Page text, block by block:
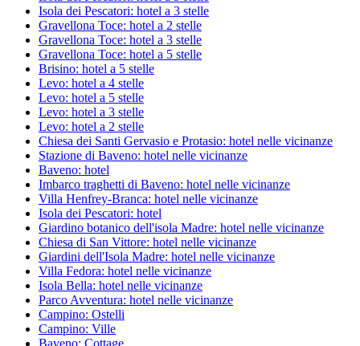
Isola dei Pescatori: hotel a 3 stelle
Gravellona Toce: hotel a 2 stelle
Gravellona Toce: hotel a 3 stelle
Gravellona Toce: hotel a 5 stelle
Brisino: hotel a 5 stelle
Levo: hotel a 4 stelle
Levo: hotel a 5 stelle
Levo: hotel a 3 stelle
Levo: hotel a 2 stelle
Chiesa dei Santi Gervasio e Protasio: hotel nelle vicinanze
Stazione di Baveno: hotel nelle vicinanze
Baveno: hotel
Imbarco traghetti di Baveno: hotel nelle vicinanze
Villa Henfrey-Branca: hotel nelle vicinanze
Isola dei Pescatori: hotel
Giardino botanico dell'isola Madre: hotel nelle vicinanze
Chiesa di San Vittore: hotel nelle vicinanze
Giardini dell'Isola Madre: hotel nelle vicinanze
Villa Fedora: hotel nelle vicinanze
Isola Bella: hotel nelle vicinanze
Parco Avventura: hotel nelle vicinanze
Campino: Ostelli
Campino: Ville
Baveno: Cottage